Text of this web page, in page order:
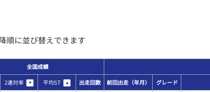
順に並び替えできます
全国成績
2連対率 平均ST 出走回数 前回出走（年月） グレード